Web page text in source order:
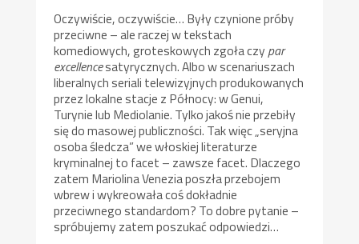
Oczywiście, oczywiście… Były czynione próby
przeciwne – ale raczej w tekstach
komediowych, groteskowych zgoła czy par
excellencesatyrycznych. Albo w scenariuszach
liberalnych seriali telewizyjnych produkowanych
przez lokalne stacje z Północy: w Genui,
Turynie lub Mediolanie. Tylko jakoś nie przebiły
się do masowej publiczności. Tak więc „seryjna
osoba śledcza” we włoskiej literaturze
kryminalnej to facet – zawsze facet. Dlaczego
zatem Mariolina Venezia poszła przebojem
wbrew i wykreowała coś dokładnie
przeciwnego standardom? To dobre pytanie –
spróbujemy zatem poszukać odpowiedzi…